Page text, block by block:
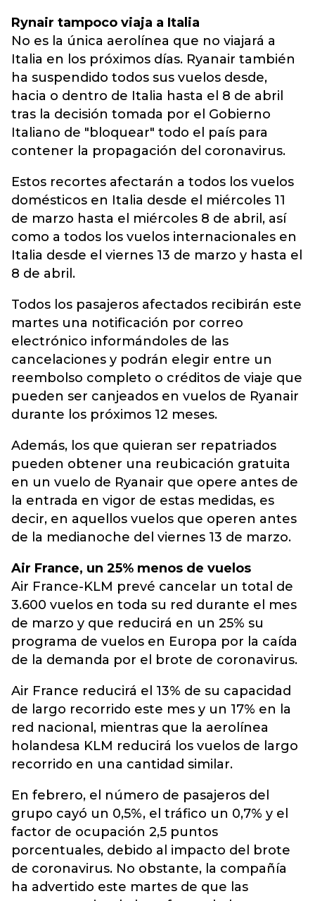
Rynair tampoco viaja a Italia
No es la única aerolínea que no viajará a
Italia en los próximos días. Ryanair también
ha suspendido todos sus vuelos desde,
hacia o dentro de Italia hasta el 8 de abril
tras la decisión tomada por el Gobierno
Italiano de "bloquear" todo el país para
contener la propagación del coronavirus.
Estos recortes afectarán a todos los vuelos
domésticos en Italia desde el miércoles 11
de marzo hasta el miércoles 8 de abril, así
como a todos los vuelos internacionales en
Italia desde el viernes 13 de marzo y hasta el
8 de abril.
Todos los pasajeros afectados recibirán este
martes una notificación por correo
electrónico informándoles de las
cancelaciones y podrán elegir entre un
reembolso completo o créditos de viaje que
pueden ser canjeados en vuelos de Ryanair
durante los próximos 12 meses.
Además, los que quieran ser repatriados
pueden obtener una reubicación gratuita
en un vuelo de Ryanair que opere antes de
la entrada en vigor de estas medidas, es
decir, en aquellos vuelos que operen antes
de la medianoche del viernes 13 de marzo.
Air France, un 25% menos de vuelos
Air France-KLM prevé cancelar un total de
3.600 vuelos en toda su red durante el mes
de marzo y que reducirá en un 25% su
programa de vuelos en Europa por la caída
de la demanda por el brote de coronavirus.
Air France reducirá el 13% de su capacidad
de largo recorrido este mes y un 17% en la
red nacional, mientras que la aerolínea
holandesa KLM reducirá los vuelos de largo
recorrido en una cantidad similar.
En febrero, el número de pasajeros del
grupo cayó un 0,5%, el tráfico un 0,7% y el
factor de ocupación 2,5 puntos
porcentuales, debido al impacto del brote
de coronavirus. No obstante, la compañía
ha advertido este martes de que las